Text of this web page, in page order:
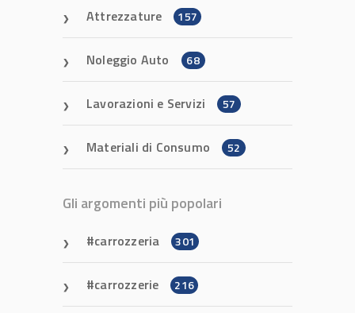
Attrezzature 157
Noleggio Auto 68
Lavorazioni e Servizi 57
Materiali di Consumo 52
Gli argomenti più popolari
carrozzeria 301
carrozzerie 216